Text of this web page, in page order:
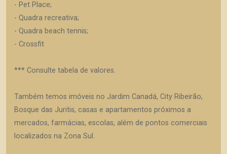
- Pet Place;
- Quadra recreativa;
- Quadra beach tennis;
- Crossfit
*** Consulte tabela de valores.
Também temos imóveis no Jardim Canadá, City Ribeirão,
Bosque das Juritis, casas e apartamentos próximos a
mercados, farmácias, escolas, além de pontos comerciais
localizados na Zona Sul.